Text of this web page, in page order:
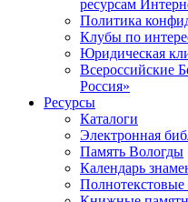
ресурсам
Политика
Клубы по
Юридическая
Всероссийские
Россия»
Ресурсы
Каталоги
Электронная
Память Вологды
Календарь